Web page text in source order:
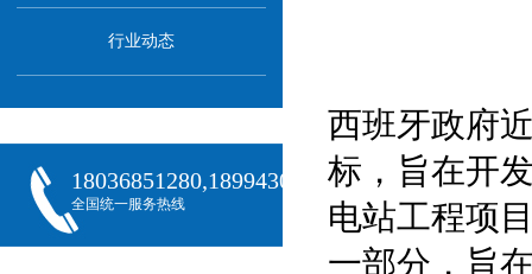
行业动态
18036851280,18994301288,18068407382
全国统一服务热线
西班牙政府
标，旨在开
电站工程项
一部分，旨